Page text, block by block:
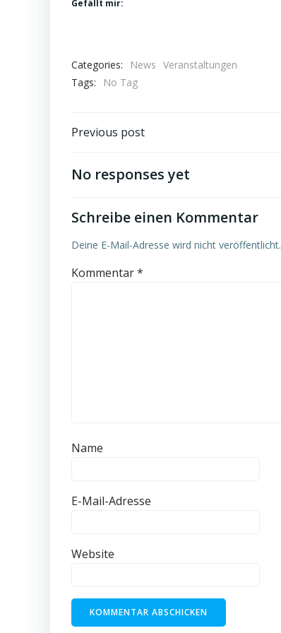
Gefällt mir:
Categories: News Veranstaltungen
Tags:
No Tag
Post
navigation
Previous post
No responses yet
Schreibe einen Kommentar
Deine E-Mail-Adresse wird nicht veröffentlicht.
Kommentar*
Name
E-Mail-Adresse
Website